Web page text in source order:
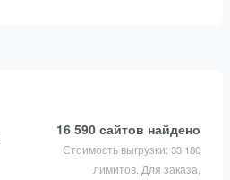
16 590 сайтов найдено
Стоимость выгрузки: 33 180
лимитов. Для заказа,